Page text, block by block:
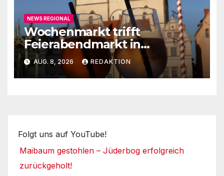
NEWS REGIONAL
Wochenmarkt trifft
Feierabendmarkt in
Lutherstadt Wittenberg
AUG. 8, 2026 REDAKTION
Folgt uns auf YouTube!
Maibaum gestohlen – Jüderbog erfolgreich
zurückgeholt!